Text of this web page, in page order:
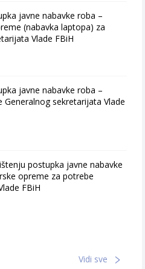
javne nabavke roba –
(nabavka laptopa) za
Vlade FBiH
javne nabavke roba –
Generalnog sekretarijata Vlade
postupka javne nabavke
opreme za potrebe
FBiH
Vidi sve